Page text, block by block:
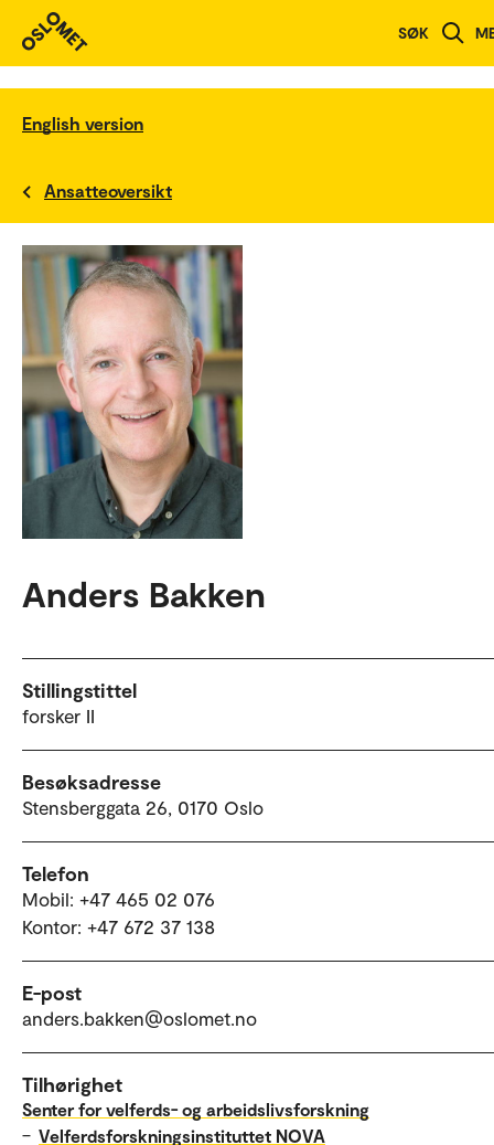
SØK
English version
Ansatteoversikt
Anders Bakken
Stillingstittel
forsker II
Besøksadresse
Stensberggata 26, 0170 Oslo
Telefon
Mobil: +47 465 02 076
Kontor: +47 672 37 138
E-post
anders.bakken@oslomet.no
Tilhørighet
Senter for velferds- og arbeidslivsforskning
– Velferdsforskningsinstituttet NOVA